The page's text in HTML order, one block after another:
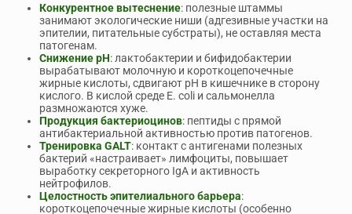
Конкурентное вытеснение: полезные штаммы
занимают экологические ниши (адгезивные участки на
эпителии, питательные субстраты), не оставляя места
патогенам.
Снижение pH: лактобактерии и бифидобактерии
вырабатывают молочную и короткоцепочечные
жирные кислоты, сдвигают pH в кишечнике в сторону
кислого. В кислой среде E. coli и сальмонелла
размножаются хуже.
Продукция бактериоцинов: пептиды с прямой
антибактериальной активностью против патогенов.
Тренировка GALT: контакт с антигенами полезных
бактерий «настраивает» лимфоциты, повышает
выработку секреторного IgA и активность
нейтрофилов.
Целостность эпителиального барьера:
короткоцепочечные жирные кислоты (особенно